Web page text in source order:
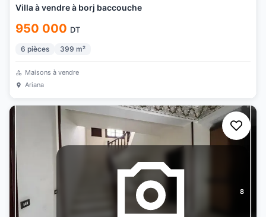
Villa à vendre à borj baccouche
950 000 DT
6 pièces 399 m²
Maisons à vendre
Ariana
8